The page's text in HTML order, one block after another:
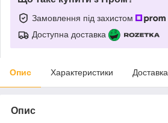
Замовлення під захистом
Доступна доставка
Опис Характеристики Доставка
Опис